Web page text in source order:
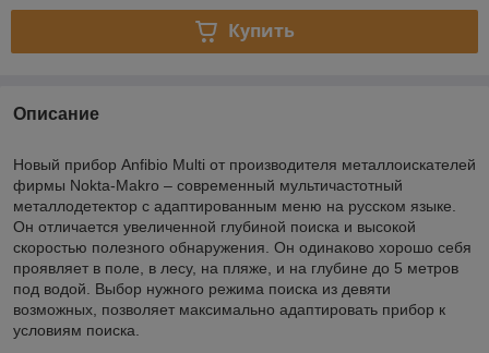
Купить
Описание
Новый прибор Anfibio Multi от производителя металлоискателей
фирмы Nokta-Makro – современный мультичастотный
металлодетектор с адаптированным меню на русском языке.
Он отличается увеличенной глубиной поиска и высокой
скоростью полезного обнаружения. Он одинаково хорошо себя
проявляет в поле, в лесу, на пляже, и на глубине до 5 метров
под водой. Выбор нужного режима поиска из девяти
возможных, позволяет максимально адаптировать прибор к
условиям поиска.